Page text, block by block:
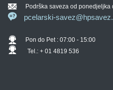
Podrška saveza od ponedjeljka
pcelarski-
Pon do Pet : 07:00 - 15:00
Tel.: + 01 4819 536